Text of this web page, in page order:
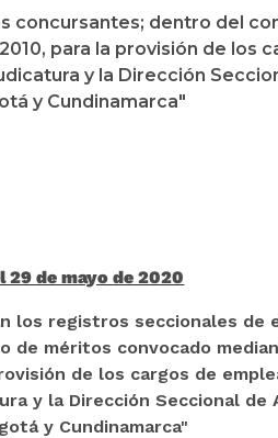
concursantes; dentro del
para la provisión de los
y la Dirección
y Cundinamarca"
29 de mayo de 2020
los registros seccionales de
de méritos convocado
de los cargos de
y la Dirección Seccional de
y Cundinamarca"